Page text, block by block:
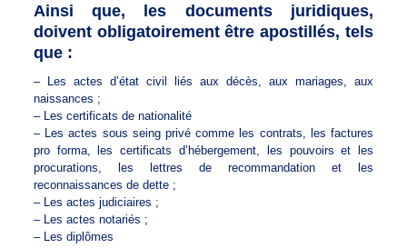
Ainsi que, les documents juridiques,
doivent obligatoirement être apostillés, tels
que :
– Les actes d’état civil liés aux décès, aux mariages, aux
naissances ;
– Les certificats de nationalité
– Les actes sous seing privé comme les contrats, les factures
pro forma, les certificats d’hébergement, les pouvoirs et les
procurations, les lettres de recommandation et les
reconnaissances de dette ;
– Les actes judiciaires ;
– Les actes notariés ;
– Les diplômes